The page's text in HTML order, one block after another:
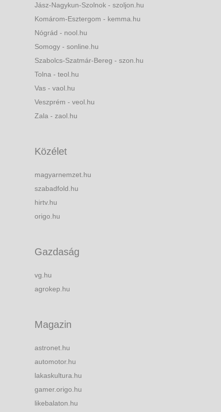
Jász-Nagykun-Szolnok - szoljon.hu
Komárom-Esztergom - kemma.hu
Nógrád - nool.hu
Somogy - sonline.hu
Szabolcs-Szatmár-Bereg - szon.hu
Tolna - teol.hu
Vas - vaol.hu
Veszprém - veol.hu
Zala - zaol.hu
Közélet
magyarnemzet.hu
szabadfold.hu
hirtv.hu
origo.hu
Gazdaság
vg.hu
agrokep.hu
Magazin
astronet.hu
automotor.hu
lakaskultura.hu
gamer.origo.hu
likebalaton.hu